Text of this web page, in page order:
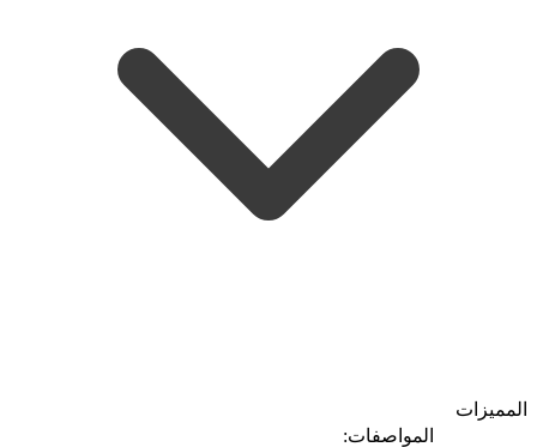
المميزات
المواصفات: